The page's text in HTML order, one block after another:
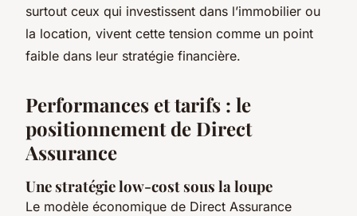
surtout ceux qui investissent dans l’immobilier ou
la location, vivent cette tension comme un point
faible dans leur stratégie financière.
Performances et tarifs : le
positionnement de Direct
Assurance
Une stratégie low-cost sous la loupe
Le modèle économique de Direct Assurance